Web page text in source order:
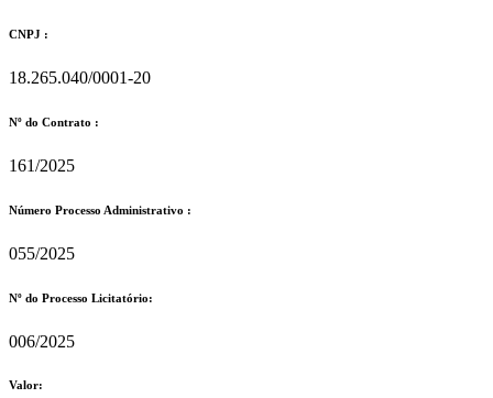
CNPJ :
18.265.040/0001-20
Nº do Contrato :
161/2025
Número Processo Administrativo :
055/2025
Nº do Processo Licitatório:
006/2025
Valor: